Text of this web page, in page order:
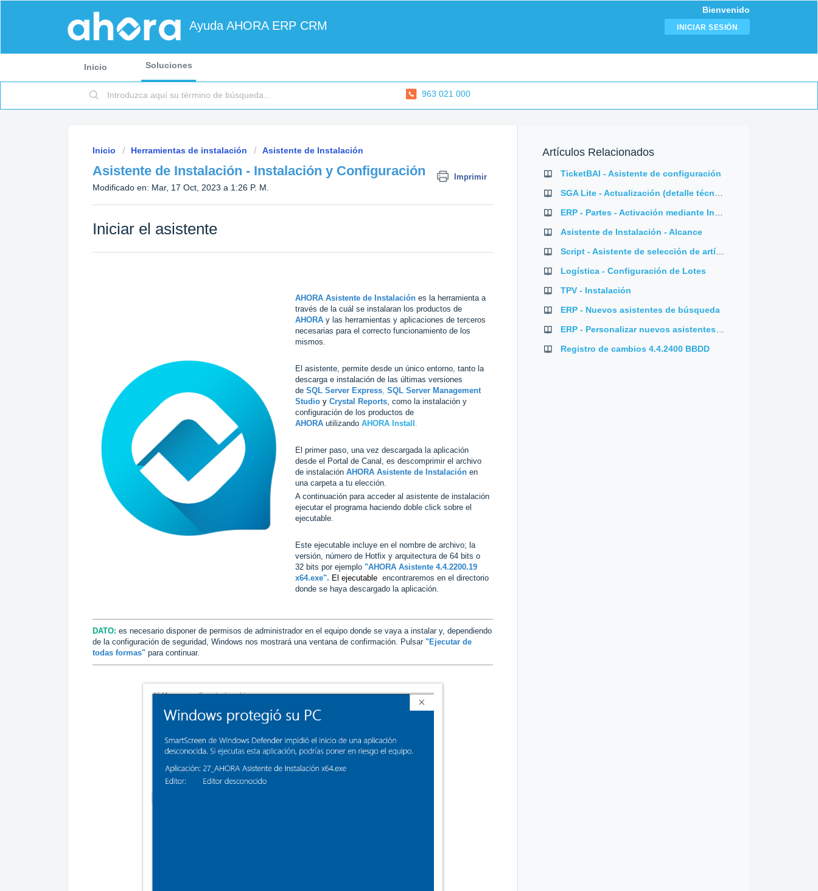
Ayuda AHORA ERP CRM
Bienvenido
INICIAR SESIÓN
Inicio Soluciones
963 021 000
Inicio Herramientas de instalación Asistente de Instalación
Asistente de Instalación - Instalación y Configuración Imprimir
Modificado en: Mar, 17 Oct, 2023 a 1:26 P. M.
Iniciar el asistente
AHORA Asistente de Instalación es la herramienta a
través de la cuál se instalaran los productos de
AHORA y las herramientas y aplicaciones de terceros
necesarias para el correcto funcionamiento de los
mismos.
El asistente, permite desde un único entorno, tanto la
descarga e instalación de las últimas versiones
de SQL Server Express, SQL Server Management
Studio y Crystal Reports, como la instalación y
configuración de los productos de
AHORA utilizando AHORA Install .
El primer paso, una vez descargada la aplicación
desde el Portal de Canal, es descomprimir el archivo
de instalación AHORA Asistente de Instalación en
una carpeta a tu elección.
A continuación para acceder al asistente de instalación
ejecutar el programa haciendo doble click sobre el
ejecutable.
Este ejecutable incluye en el nombre de archivo; la
versión, número de Hotfix y arquitectura de 64 bits o
32 bits por ejemplo "AHORA Asistente 4.4.2200.19
x64.exe". El ejecutable encontraremos en el directorio
donde se haya descargado la aplicación.
DATO: es necesario disponer de permisos de administrador en el equipo donde se vaya a instalar y, dependiendo
de la configuración de seguridad, Windows nos mostrará una ventana de confirmación. Pulsar "Ejecutar de
todas formas" para continuar.
Artículos Relacionados
TicketBAI - Asistente de configuración
Asistente de Instalación - Alcance
Script - Asistente de selección de artículos F2.
Logística - Configuración de Lotes
TPV - Instalación
ERP - Nuevos asistentes de búsqueda
Registro de cambios 4.4.2400 BBDD